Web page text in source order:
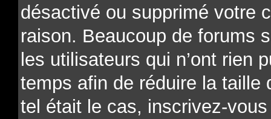
désactivé ou supprimé votre
raison. Beaucoup de forums
les utilisateurs qui n’ont rien
temps afin de réduire la taille
tel était le cas, inscrivez-